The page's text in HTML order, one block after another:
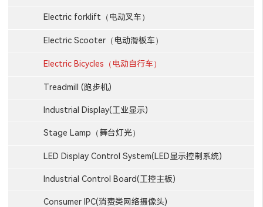
Electric forklift（电动叉车）
Electric Scooter（电动滑板车）
Electric Bicycles（电动自行车）
Treadmill (跑步机)
Industrial Display(工业显示)
Stage Lamp（舞台灯光）
LED Display Control System(LED显示控制系统)
Industrial Control Board(工控主板)
Consumer IPC(消费类网络摄像头)